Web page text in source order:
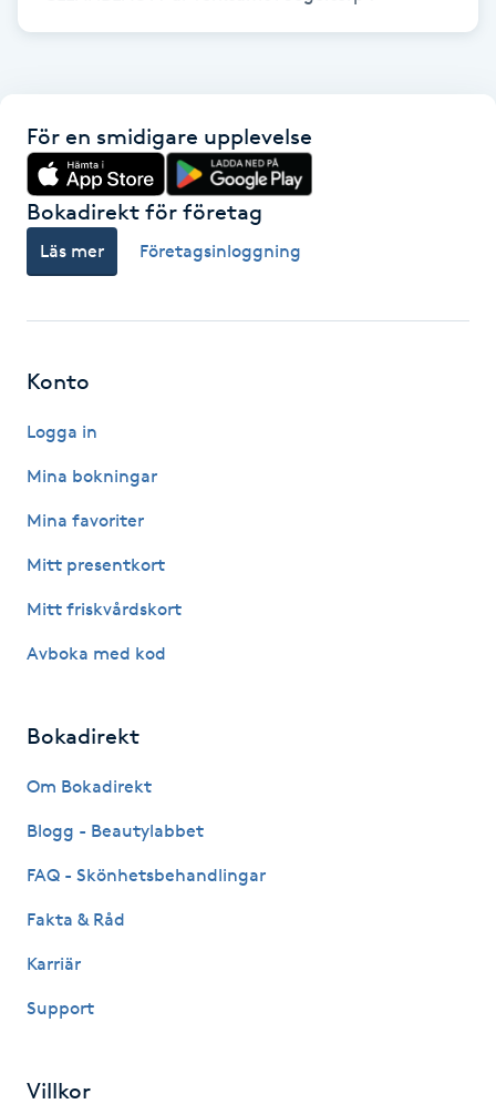
Gravidyoga
Gua Sha-massage
H
Hatha Yoga
Healing
Herrklippning
Hollywood Peel
Hot Stone Massage
Hudföryngring
Hudvård
Hyaluronsyra
För en smidigare upplevelse
Bokadirekt för företag
Läs mer Företagsinloggning
Konto
Logga in
Mina bokningar
Mina favoriter
Mitt presentkort
Mitt friskvårdskort
Avboka med kod
Bokadirekt
Om Bokadirekt
Blogg - Beautylabbet
FAQ - Skönhetsbehandlingar
Fakta & Råd
Karriär
Support
Villkor